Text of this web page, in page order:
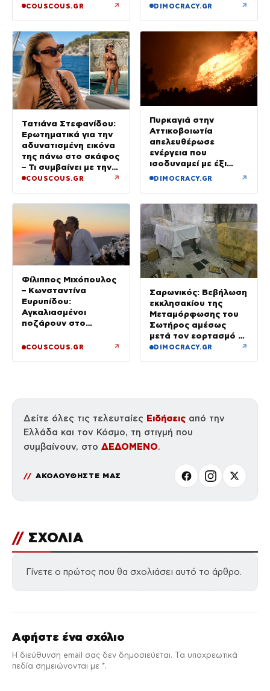
COUSCOUS.GR ↗ DIMOCRACY.GR ↗
Τατιάνα Στεφανίδου:
Ερωτηματικά για την
αδυνατισμένη εικόνα
της πάνω στο σκάφος
– Τι συμβαίνει με την
υγεία της;
COUSCOUS.GR ↗
Πυρκαγιά στην
Αττικοβοιωτία
απελευθέρωσε
ενέργεια που
ισοδυναμεί με έξι
βόμβες Χιροσίμα
DIMOCRACY.GR ↗
Φίλιππος Μιχόπουλος
– Κωνσταντίνα
Ευρυπίδου:
Αγκαλιασμένοι
ποζάρουν στο
Σαντορίνης
COUSCOUS.GR ↗
Σαρωνικός: Βεβήλωση
εκκλησακίου της
Μεταμόρφωσης του
Σωτήρος αμέσως
μετά τον εορτασμό –
Έσπασαν εικόνες στην
DIMOCRACY.GR ↗
Δείτε όλες τις τελευταίες Ειδήσεις από την
Ελλάδα και τον Κόσμο, τη στιγμή που
συμβαίνουν, στο ΔΕΔΟΜΕΝΟ.
ΑΚΟΛΟΥΘΗΣΤΕ ΜΑΣ
// ΣΧΟΛΙΑ
Γίνετε ο πρώτος που θα σχολιάσει αυτό το άρθρο.
Αφήστε ένα σχόλιο
Η διεύθυνση email σας δεν δημοσιεύεται. Τα υποχρεωτικά
πεδία σημειώνονται με *.